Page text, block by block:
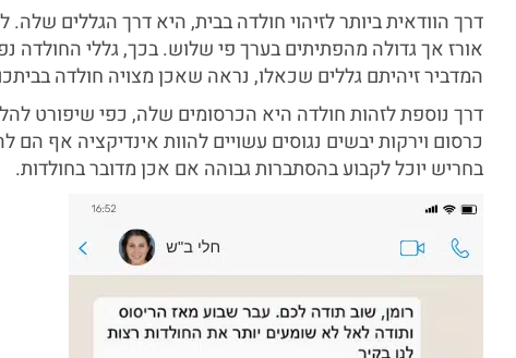
דרך הוודאית ביותר לזיהוי חולדה בבית, היא דרך הגללים שלה.
אורז אך גדולה מהפתיתים בערך פי שלוש. בכך, גללי החולדה
המדביר זיהיתם גללים שכאלו, נראה שאכן מצויה חולדה
דרך נוספת לזהות חולדה היא הכרסומים שלה, כפי שיפורט
כרסום וירקות יבשים נגוסים עשויים להוות אינדיקציה אף הם
בחריש יוכל לקבוע בהסתברות גבוהה אם אכן מדובר בחולדות.